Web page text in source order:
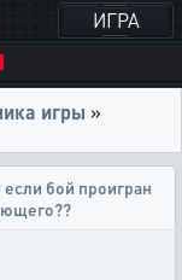
ИГРА
игры »
бой проигран